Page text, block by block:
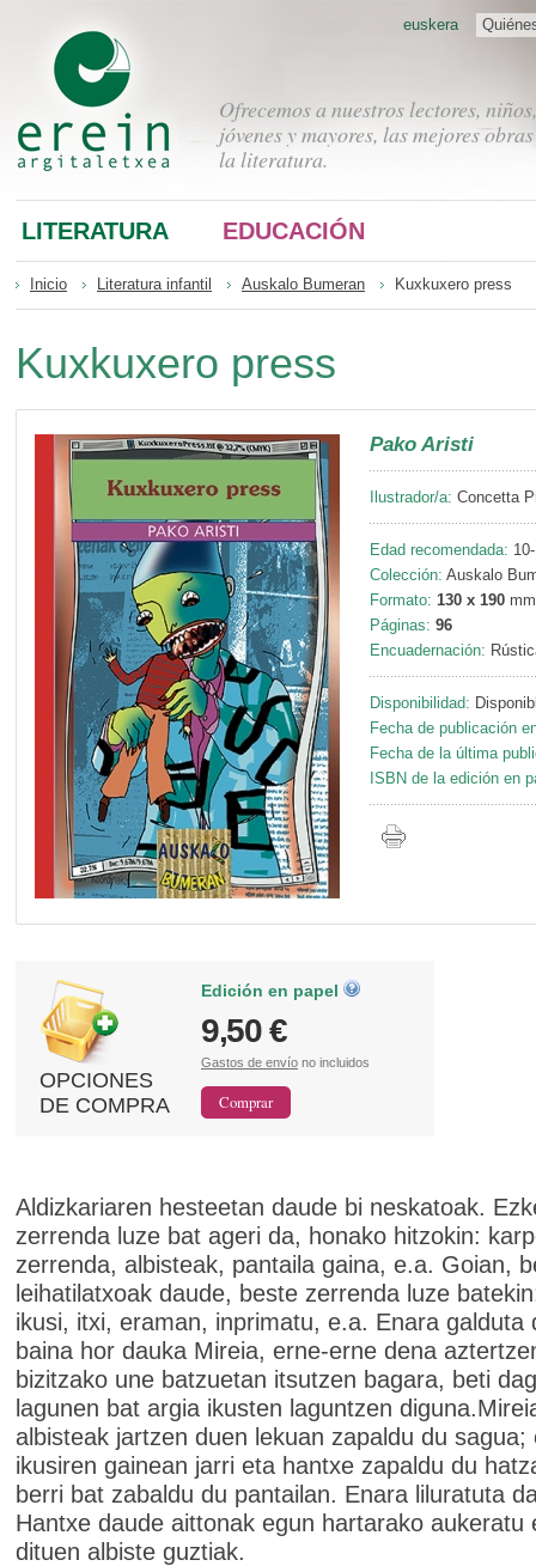
Ofrecemos a nuestros lectores, niños,
jóvenes y mayores, las mejores
la literatura.
euskera
LITERATURA EDUCACIÓN
Inicio Literatura infantil Auskalo Bumeran Kuxkuxero press
Kuxkuxero press
Pako Aristi
Ilustrador/a: Concetta
Edad recomendada:
Colección: Auskalo
Formato: 130 x 190 mm
Páginas: 96
Encuadernación:
Disponibilidad:
Fecha de publicación
Fecha de la última
ISBN de la edición en
OPCIONES
DE COMPRA
Edición en papel
9,50 €
Gastos de envío no incluidos
Aldizkariaren hesteetan daude bi neskatoak.
zerrenda luze bat ageri da, honako hitzokin:
zerrenda, albisteak, pantaila gaina, e.a. Goian,
leihatilatxoak daude, beste zerrenda luze
ikusi, itxi, eraman, inprimatu, e.a. Enara galduta
baina hor dauka Mireia, erne-erne dena
bizitzako une batzuetan itsutzen bagara, beti
lagunen bat argia ikusten laguntzen
albisteak jartzen duen lekuan zapaldu du sagua;
ikusiren gainean jarri eta hantxe zapaldu du
berri bat zabaldu du pantailan. Enara liluratuta
Hantxe daude aittonak egun hartarako aukeratu
dituen albiste guztiak.